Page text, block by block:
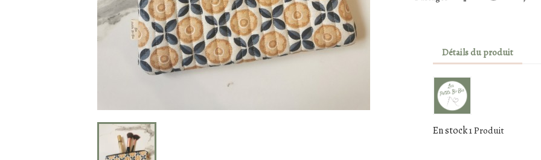
Détails du produit
En stock1 Produit